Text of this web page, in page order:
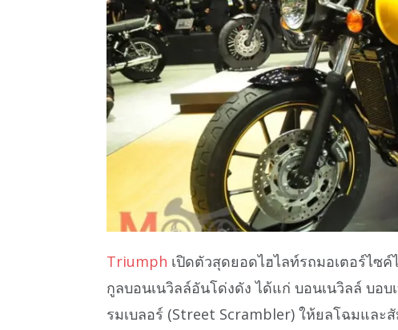
Triumph เปิดตัวสุดยอดไฮไลท์รถมอเตอร์ไซ
กูลบอนเนวิลล์อันโด่งดัง ได้แก่ บอนเนวิลล์ บอ
รมเบลอร์ (Street Scrambler) ให้ยลโฉมและ